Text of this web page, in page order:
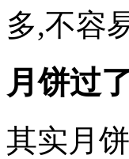
多,不容
月饼过
其实月